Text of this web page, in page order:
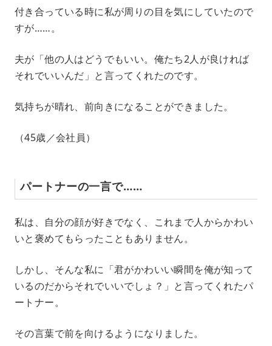
付き合っている時に私が周りの目を気にしていたので
すが……。
夫が「他の人はどうでもいい。俺たち2人が良ければ
それでいいんだ」と言ってくれたのです。
気持ちが晴れ、前向きになることができました。
（45歳／会社員）
パートナーの一言で……
私は、自分の顔が好きでなく、これまで人からかわい
いと褒めてもらったこともありません。
しかし、そんな私に「君がかわいい瞬間を俺が知って
いるのだからそれでいいでしょ？」と言ってくれたパ
ートナー。
その言葉で前を向けるようになりました。